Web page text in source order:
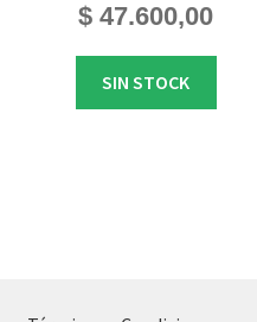
$ 47.600,00
SIN STOCK